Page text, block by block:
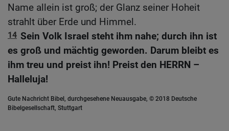
Name allein ist groß; der Glanz seiner Hoheit
strahlt über Erde und Himmel.
14 Sein Volk Israel steht ihm nahe; durch ihn ist
es groß und mächtig geworden. Darum bleibt es
ihm treu und preist ihn! Preist den HERRN –
Halleluja!
Gute Nachricht Bibel, durchgesehene Neuausgabe, © 2018 Deutsche
Bibelgesellschaft, Stuttgart